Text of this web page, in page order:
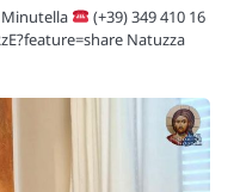
(+39) 349 410 16
Natuzza